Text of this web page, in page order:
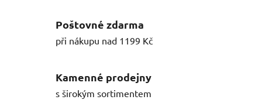
Poštovné zdarma
při nákupu nad 1199 Kč
Kamenné prodejny
s širokým sortimentem